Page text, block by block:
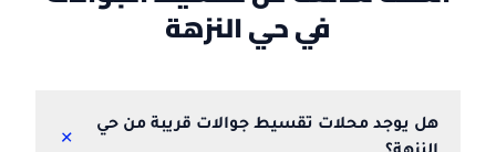
في حي النزهة
هل يوجد محلات تقسيط جوالات قريبة من حي
+